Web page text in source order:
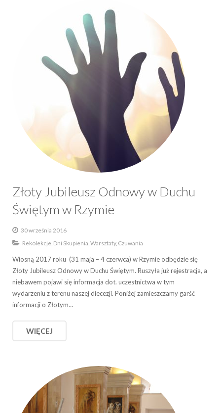
Złoty Jubileusz Odnowy w Duchu
Świętym w Rzymie
30 września 2016
Rekolekcje, Dni Skupienia, Warsztaty, Czuwania
Wiosną 2017 roku (31 maja – 4 czerwca) w Rzymie odbędzie się
Złoty Jubileusz Odnowy w Duchu Świętym. Ruszyła już rejestracja, a
niebawem pojawi się informacja dot. uczestnictwa w tym
wydarzeniu z terenu naszej diecezji. Poniżej zamieszczamy garść
informacji o Złotym…
WIĘCEJ